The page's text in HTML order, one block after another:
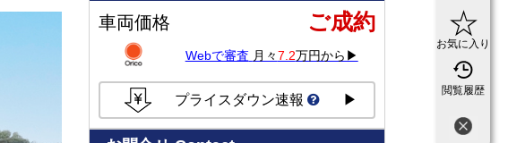
お気に入り
閲覧履歴
車両価格 ご成約
Webで審査 月々7.2万円から▶
プライスダウン速報 ▶